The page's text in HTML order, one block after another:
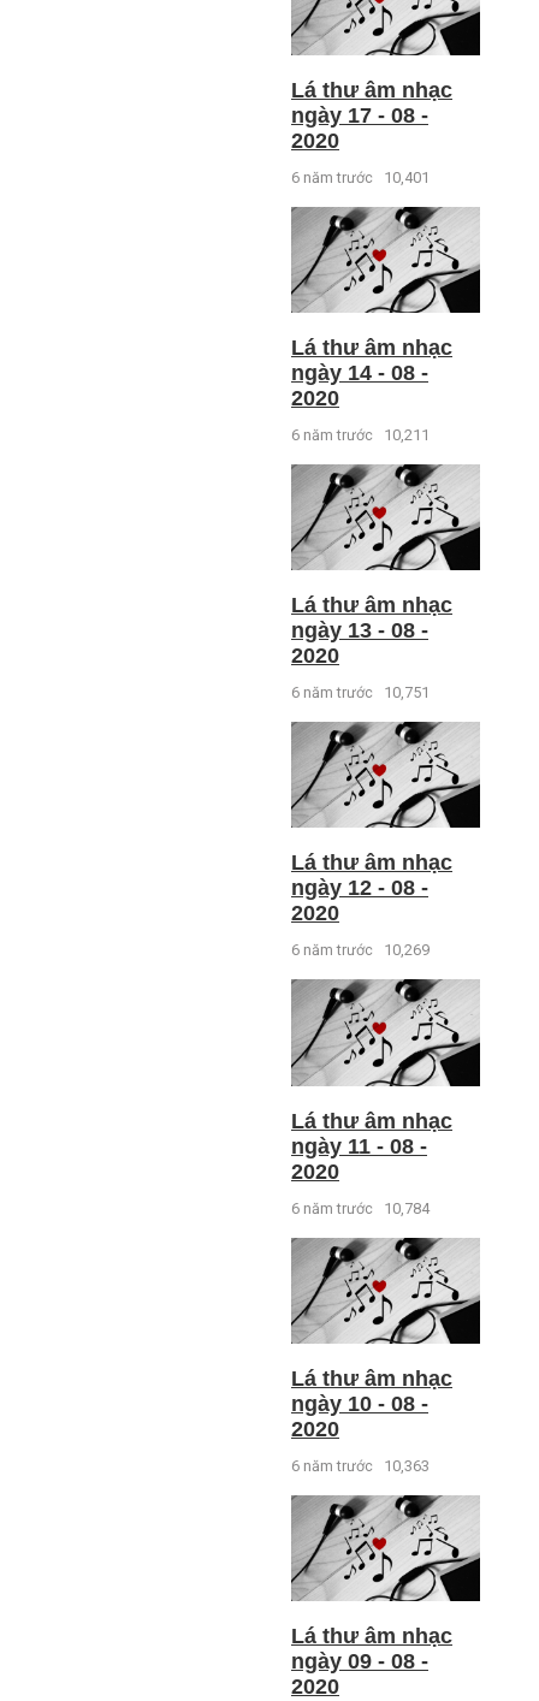
Lá thư âm nhạc
ngày 17 - 08 -
2020
6 năm trước 10,401
Lá thư âm nhạc
ngày 14 - 08 -
2020
6 năm trước 10,211
Lá thư âm nhạc
ngày 13 - 08 -
2020
6 năm trước 10,751
Lá thư âm nhạc
ngày 12 - 08 -
2020
6 năm trước 10,269
Lá thư âm nhạc
ngày 11 - 08 -
2020
6 năm trước 10,784
Lá thư âm nhạc
ngày 10 - 08 -
2020
6 năm trước 10,363
Lá thư âm nhạc
ngày 09 - 08 -
2020